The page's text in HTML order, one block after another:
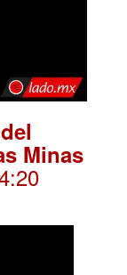
Minas